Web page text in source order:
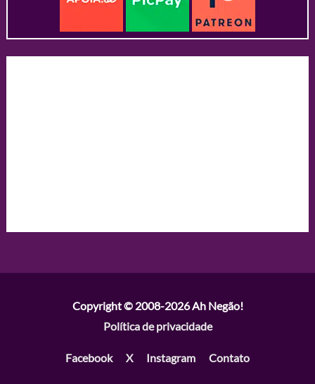
Copyright © 2008-2026Ah Negão!
Política de privacidade
Facebook X Instagram Contato